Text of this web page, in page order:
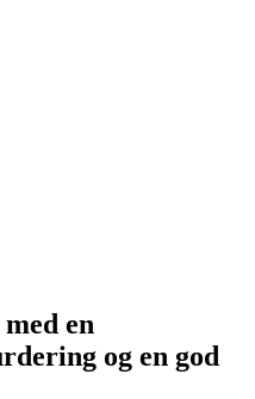
en
og en god